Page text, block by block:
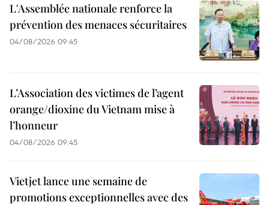
L'Assemblée nationale renforce la
prévention des menaces sécuritaires
04/08/2026 09:45
L’Association des victimes de l’agent
orange/dioxine du Vietnam mise à
l’honneur
04/08/2026 09:45
Vietjet lance une semaine de
promotions exceptionnelles avec des